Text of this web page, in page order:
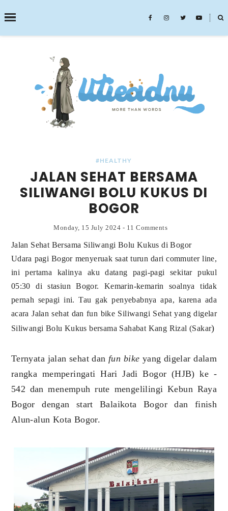
˟
SEARCH THIS BLOG
#HEALTHY
JALAN SEHAT BERSAMA
SILIWANGI BOLU KUKUS DI
BOGOR
Monday, 15 July 2024 - 11 Comments
Jalan Sehat Bersama Siliwangi Bolu Kukus di Bogor
Udara pagi Bogor menyeruak saat turun dari commuter line,
ini pertama kalinya aku datang pagi-pagi sekitar pukul
05:30 di stasiun Bogor. Kemarin-kemarin soalnya tidak
pernah sepagi ini. Tau gak penyebabnya apa, karena ada
acara Jalan sehat dan fun bike Siliwangi Sehat yang digelar
Siliwangi Bolu Kukus bersama Sahabat Kang Rizal (Sakar)
Ternyata jalan sehat dan fun bike yang digelar dalam
rangka memperingati Hari Jadi Bogor (HJB) ke -
542 dan menempuh rute mengelilingi Kebun Raya
Bogor dengan start Balaikota Bogor dan finish
Alun-alun Kota Bogor.